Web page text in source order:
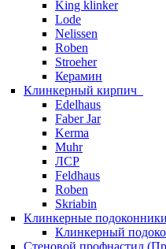
King klinker
Lode
Nelissen
Roben
Stroeher
Керамин
Клинкерный кирпич
Edelhaus
Faber Jar
Kerma
Muhr
ЛСР
Feldhaus
Roben
Skriabin
Клинкерные
Клинкерный
Стеновой профнастил